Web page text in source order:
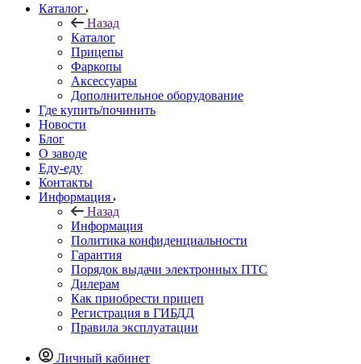
Каталог
Назад
Каталог
Прицепы
Фаркопы
Аксессуары
Дополнительное оборудование
Где купить/починить
Новости
Блог
О заводе
Еду-еду
Контакты
Информация
Назад
Информация
Политика конфиденциальности
Гарантия
Порядок выдачи электронных ПТС
Дилерам
Как приобрести прицеп
Регистрация в ГИБДД
Правила эксплуатации
Личный кабинет